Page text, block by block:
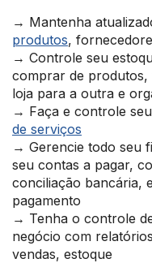
→ Mantenha
produtos,
→ Controle seu
comprar de produtos,
loja para a outra e
→ Faça e controle
de serviços
→ Gerencie todo seu
seu contas a pagar,
conciliação bancária,
pagamento
→ Tenha o controle
negócio com
vendas, estoque